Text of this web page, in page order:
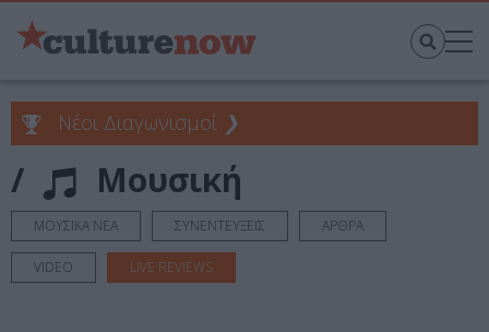
Νέοι Διαγωνισμοί ❯
/ Μουσική
ΜΟΥΣΙΚΑ ΝΕΑ ΣΥΝΕΝΤΕΥΞΕΙΣ ΑΡΘΡΑ
VIDEO LIVE REVIEWS